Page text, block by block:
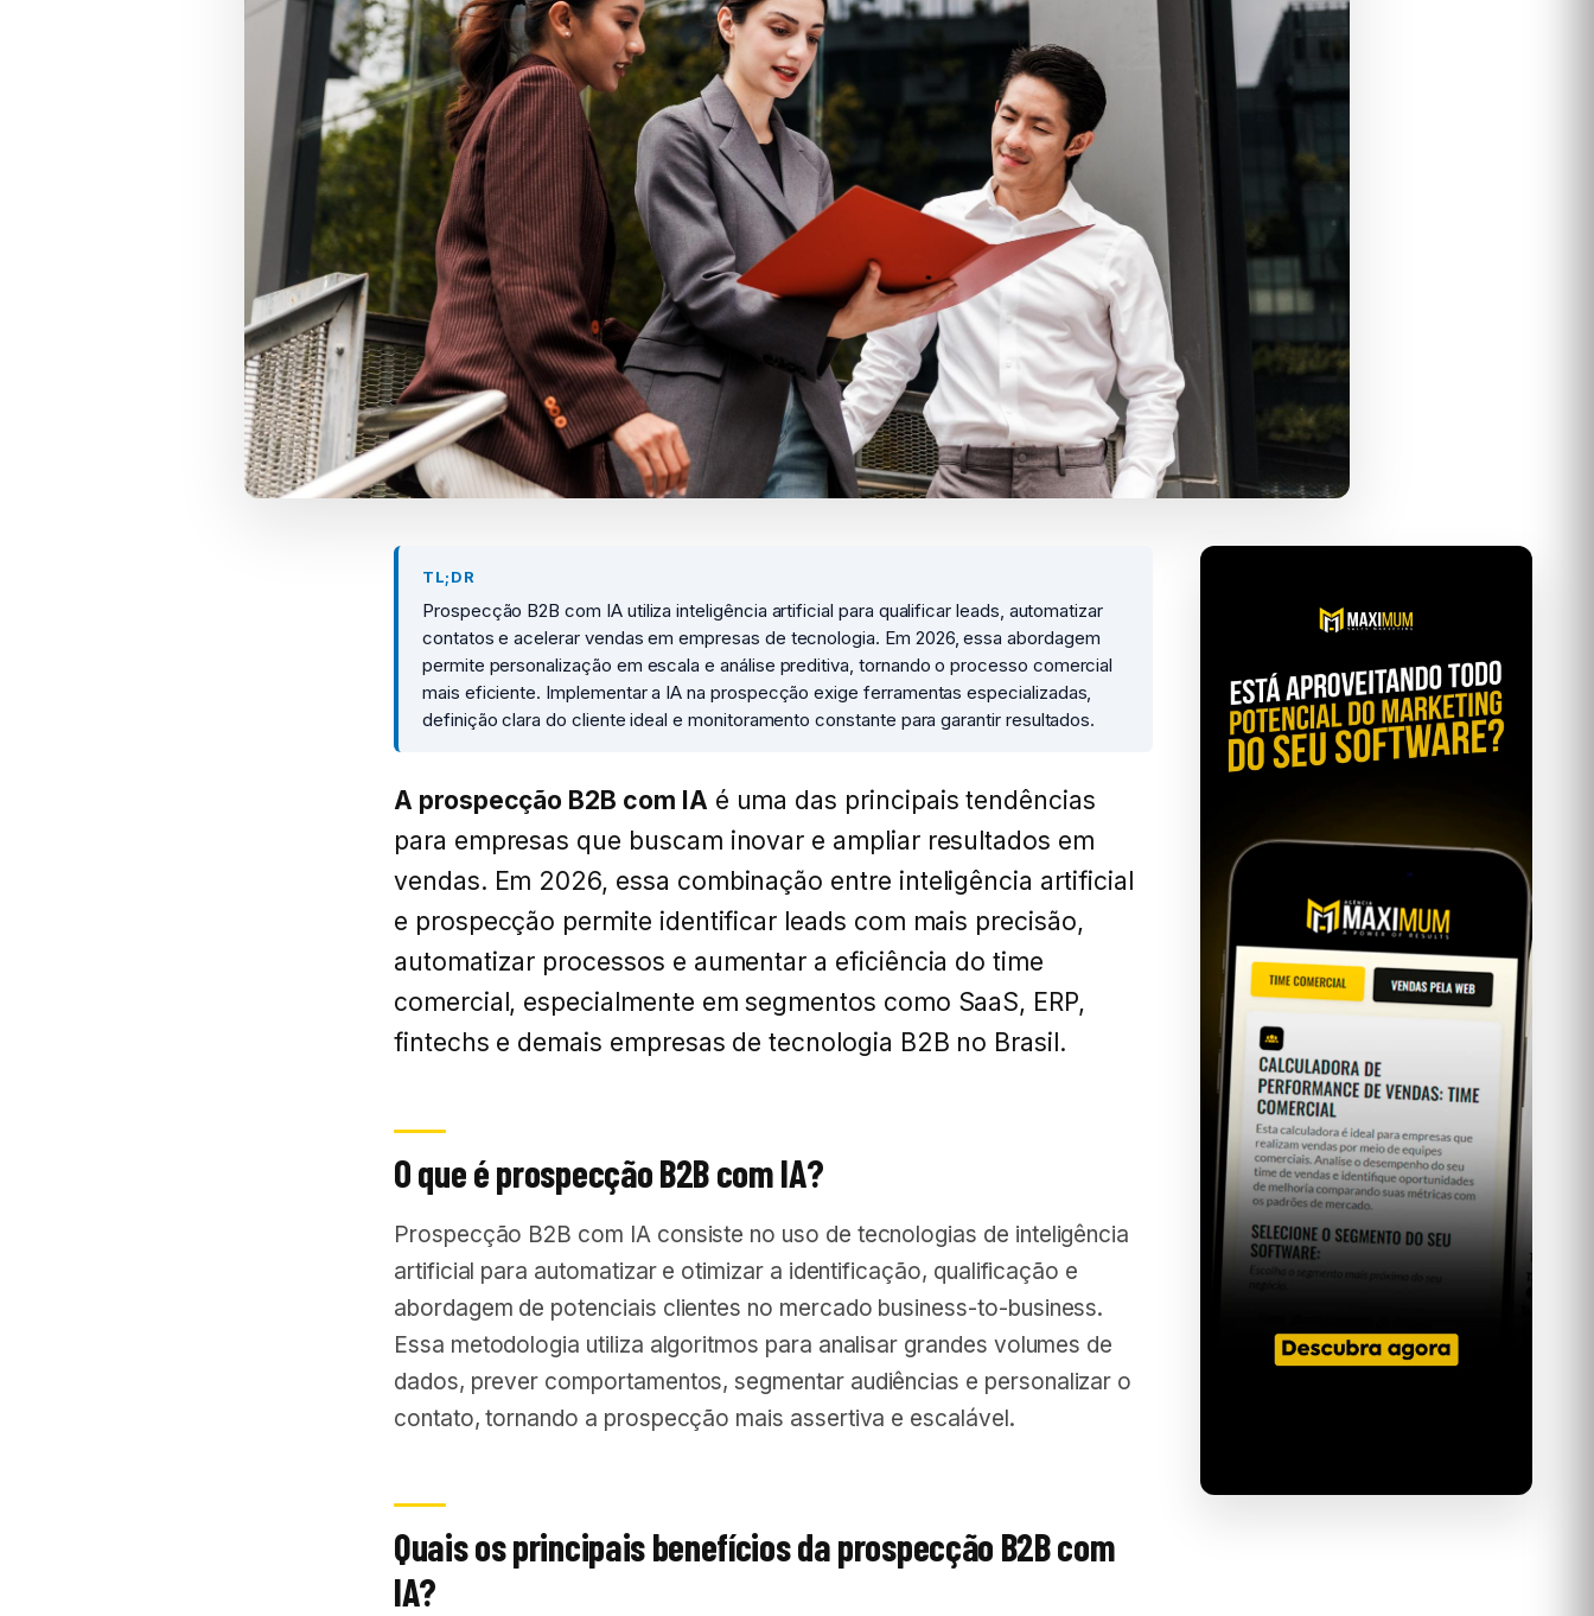
TL;DR
Prospecção B2B com IA utiliza inteligência artificial para qualificar leads, automatizar
contatos e acelerar vendas em empresas de tecnologia. Em 2026, essa abordagem
permite personalização em escala e análise preditiva, tornando o processo comercial
mais eficiente. Implementar a IA na prospecção exige ferramentas especializadas,
definição clara do cliente ideal e monitoramento constante para garantir resultados.
A prospecção B2B com IA é uma das principais tendências
para empresas que buscam inovar e ampliar resultados em
vendas. Em 2026, essa combinação entre inteligência artificial
e prospecção permite identificar leads com mais precisão,
automatizar processos e aumentar a eficiência do time
comercial, especialmente em segmentos como SaaS, ERP,
fintechs e demais empresas de tecnologia B2B no Brasil.
O que é prospecção B2B com IA?
Prospecção B2B com IA consiste no uso de tecnologias de inteligência
artificial para automatizar e otimizar a identificação, qualificação e
abordagem de potenciais clientes no mercado business-to-business.
Essa metodologia utiliza algoritmos para analisar grandes volumes de
dados, prever comportamentos, segmentar audiências e personalizar o
contato, tornando a prospecção mais assertiva e escalável.
Quais os principais benefícios da prospecção B2B com
IA?